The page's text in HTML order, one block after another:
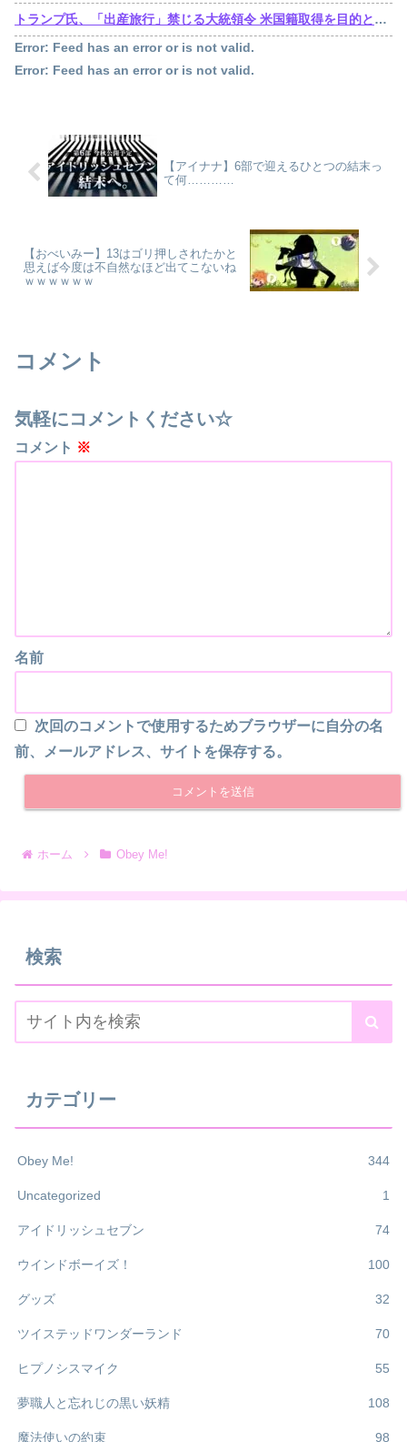
トランプ氏、「出産旅行」禁じる大統領令 米国籍取得を目的とした中国人らの渡米を問題視
Error: Feed has an error or is not valid.
Error: Feed has an error or is not valid.
【アイナナ】6部で迎えるひとつの結末っ
て何…………
【おべいみー】13はゴリ押しされたかと
思えば今度は不自然なほど出てこないね
ｗｗｗｗｗｗ
コメント
気軽にコメントください☆
コメント ※
名前
次回のコメントで使用するためブラウザーに自分の名
前、メールアドレス、サイトを保存する。
ホーム Obey Me!
検索
カテゴリー
Obey Me! 344
Uncategorized 1
アイドリッシュセブン 74
ウインドボーイズ！ 100
グッズ 32
ツイステッドワンダーランド 70
ヒプノシスマイク 55
夢職人と忘れじの黒い妖精 108
魔法使いの約束 98